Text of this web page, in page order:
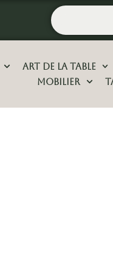
Art De La Table
Mobilier